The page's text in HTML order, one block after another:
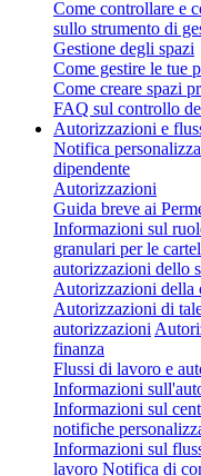
Come controllare e
sullo strumento di
Gestione degli spazi
Come gestire le tue
Come creare spazi
FAQ sul controllo
Autorizzazioni e
Notifica
dipendente
Autorizzazioni
Guida breve ai
Informazioni sul
granulari per le
autorizzazioni dello
Autorizzazioni della
Autorizzazioni di
autorizzazioni
finanza
Flussi di lavoro e
Informazioni
Informazioni sul
notifiche
Informazioni sul
lavoro Notifica di